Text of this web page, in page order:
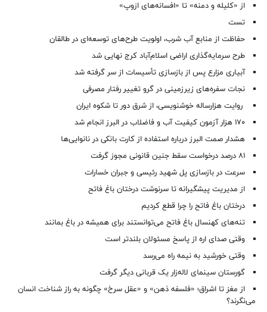
از «کلیله و دمنه» تا «افسانه‌های ازوپ»
تست
حفاظت از منابع آب شرب، اولویت طرح‌های توسعه‌ای در طالقان
طرح سرمایه‌گذاری اراضی اسلام‌آباد کرج نهایی شد
آبیاری مزارع پس از بازسازی تأسیسات از سر گرفته شد
نجات سفره‌های زیرزمینی در گرو تغییر رفتار مصرفی
روایت هزارساله خوشنویسی، از شرق دور تا شکوه ایران
۱۷۰ هزار آزمون کیفیت آب و فاضلاب در البرز انجام شد
هشدار صمت البرز درباره استفاده از کارت بانکی در نانوایی‌ها
۸۱ درصد درخواست‌ سقط جنین قانونی مجوز گرفت
سرعت در بازسازی پل شهید رئیسی و جبران خسارات
از مدیریت پیشگیرانه تا سرنوشت درختان باغ فاتح
درختان باغ فاتح را چرا قطع کردیم
تنه‌های کهنسال باغ فاتح می‌توانستند برای همیشه در باغ بمانند
وقتی صدای اره از پاسخ مسئولان بلندتر است
وقتی خورشید به نیمه راه می‌رسد
گورستان سینمای لاله‌زار یک قربانی دیگر گرفت
از مغز تا اشراق؛ «فلسفه ذهن» و «عقل سرخ» چگونه به راز شناخت انسان
می‌نگرند؟